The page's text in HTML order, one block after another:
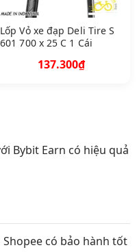
Lốp Vỏ xe đạp Deli Tire S
601 700 x 25 C 1 Cái
137.300₫
Bybit Earn có hiệu quả
có bảo hành tốt